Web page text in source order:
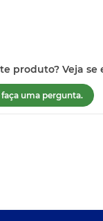
produto? Veja
uma pergunta.